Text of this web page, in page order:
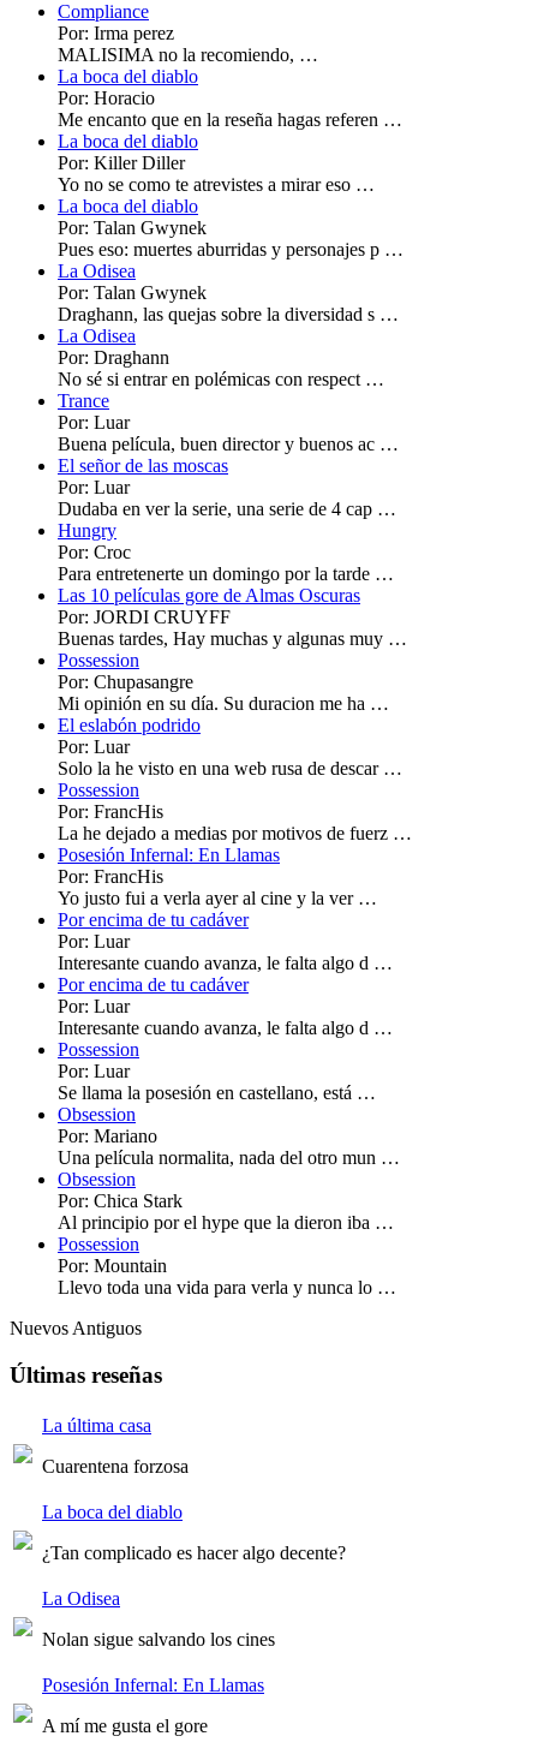
Compliance
Por: Irma perez
MALISIMA no la recomiendo, …
La boca del diablo
Por: Horacio
Me encanto que en la reseña hagas referen …
La boca del diablo
Por: Killer Diller
Yo no se como te atrevistes a mirar eso …
La boca del diablo
Por: Talan Gwynek
Pues eso: muertes aburridas y personajes p …
La Odisea
Por: Talan Gwynek
Draghann, las quejas sobre la diversidad s …
La Odisea
Por: Draghann
No sé si entrar en polémicas con respect …
Trance
Por: Luar
Buena película, buen director y buenos ac …
El señor de las moscas
Por: Luar
Dudaba en ver la serie, una serie de 4 cap …
Hungry
Por: Croc
Para entretenerte un domingo por la tarde …
Las 10 películas gore de Almas Oscuras
Por: JORDI CRUYFF
Buenas tardes, Hay muchas y algunas muy …
Possession
Por: Chupasangre
Mi opinión en su día. Su duracion me ha …
El eslabón podrido
Por: Luar
Solo la he visto en una web rusa de descar …
Possession
Por: FrancHis
La he dejado a medias por motivos de fuerz …
Posesión Infernal: En Llamas
Por: FrancHis
Yo justo fui a verla ayer al cine y la ver …
Por encima de tu cadáver
Por: Luar
Interesante cuando avanza, le falta algo d …
Por encima de tu cadáver
Por: Luar
Interesante cuando avanza, le falta algo d …
Possession
Por: Luar
Se llama la posesión en castellano, está …
Obsession
Por: Mariano
Una película normalita, nada del otro mun …
Obsession
Por: Chica Stark
Al principio por el hype que la dieron iba …
Possession
Por: Mountain
Llevo toda una vida para verla y nunca lo …
Nuevos Antiguos
Últimas reseñas
La última casa
Cuarentena forzosa
La boca del diablo
¿Tan complicado es hacer algo decente?
La Odisea
Nolan sigue salvando los cines
Posesión Infernal: En Llamas
A mí me gusta el gore